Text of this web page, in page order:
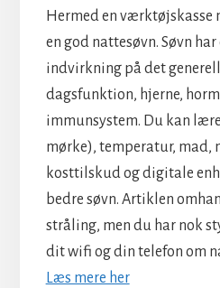
Hermed en værktøjskasse
en god nattesøvn. Søvn
indvirkning på det
dagsfunktion, hjerne,
immunsystem. Du kan
mørke), temperatur, mad,
kosttilskud og digitale
bedre søvn. Artiklen
stråling, men du har nok
dit wifi og din telefon om
Læs mere her